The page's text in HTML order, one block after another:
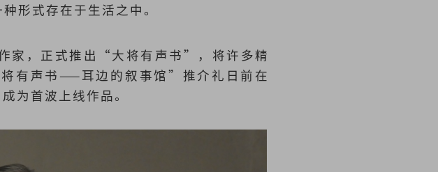
形式存在于生活之中。
家，正式推出“大将有声书”，将许多精
有声书——耳边的叙事馆”推介礼日前在
为首波上线作品。